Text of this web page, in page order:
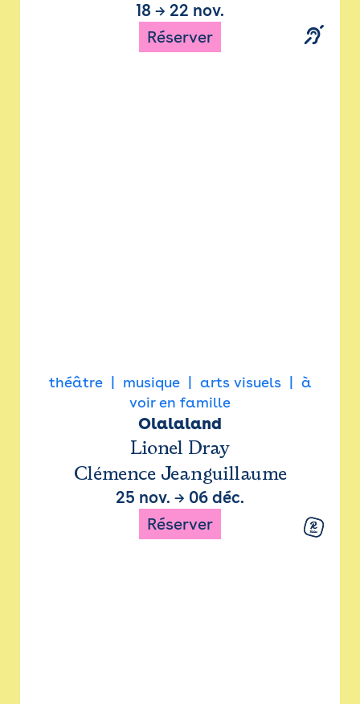
18 → 22 nov.
Réserver
théâtre musique arts visuels
à
voir en famille
Olalaland
Lionel Dray
Clémence Jeanguillaume
25 nov. → 06 déc.
Réserver